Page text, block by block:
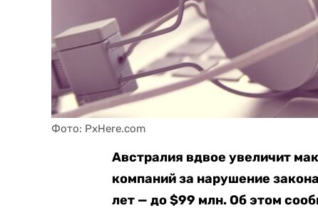
Фото: PxHere.com
Австралия вдвое увеличит
компаний за нарушение
лет — до $99 млн. Об этом